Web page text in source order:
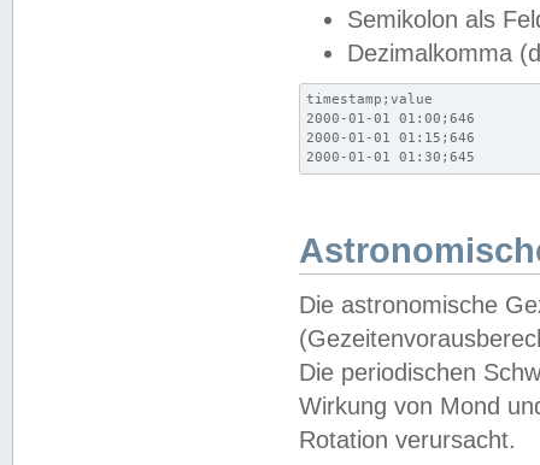
Semikolon als
Dezimalkomma
timestamp;value
2000-01-01 01:00;646
2000-01-01 01:15;646
2000-01-01 01:30;645
Die astronomische
Die periodischen
Wirkung von Mond
Rotation verursacht.